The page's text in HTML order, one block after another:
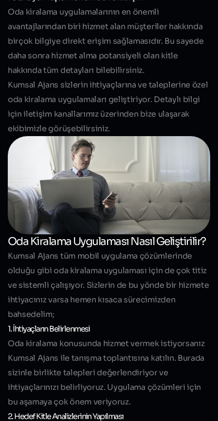
Oda kiralama uygulamalarının en önemli
avantajlarından biri hizmet alan müşteriler hakkında
birçok bilgiye direkt erişim sağlamasıdır. Bu sayede
daha sonra hizmet alma potansiyeli olan kitle
hakkında tüm detayları bilebilirsiniz.
Kumsal Ajans sizlerin ihtiyaçlarına ve taleplerine özel
oda kiralama uygulamaları geliştiriyor. Detaylı bilgi
için iletişim kanallarımız üzerinden bize ulaşarak
ekibimizle görüşebilirsiniz.
Oda Kiralama Uygulaması Nasıl Geliştirilir?
Kumsal Ajans tüm mobil uygulama çözümlerinde
olduğu gibi oda kiralama uygulaması için de çok titiz
ve sistemli çalışıyor. Sizlerin de bu yönde bir hizmete
ihtiyacınız varsa hemen kısaca sürecimizden
bahsedelim;
1. İhtiyaçların Belirlenmesi
Oda kiralama konusunda hizmet vermek istiyorsanız
Kumsal Ajans ile tanışma toplantısına katılın. Burada
sizinle birlikte talepleri değerlendiriyor ve
ihtiyaçlarınızı belirliyoruz. Uygulama çözümleri için
bu aşamaya çok önem veriyoruz.
2. Hedef Kitle Analizlerinin Yapılması